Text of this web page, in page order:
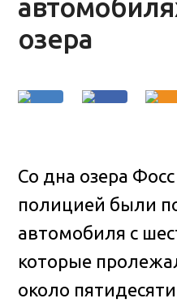
озера
Со дна озера
полицией были
автомобиля с
которые
около